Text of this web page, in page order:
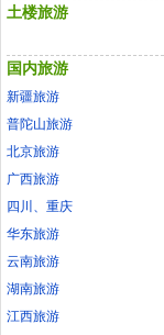
土楼旅游
国内旅游
新疆旅游
普陀山旅游
北京旅游
广西旅游
四川、重庆
华东旅游
云南旅游
湖南旅游
江西旅游